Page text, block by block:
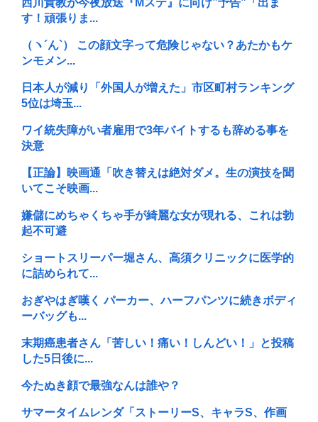
西川貴教が今夜放送『Mステ』に向け”予告”「出ま
す！頑張りま...
（ヽ´ん`） この顔文字って危険じゃない？あたかもケ
ンモメン...
日本人が減り「外国人が増えた」市区町村ランキング
5位は埼玉...
ワイ統失障がい者雇用で3年バイトするも辞める事を
決意
【正論】映画通「吹き替えは絶対ダメ。生の演技を聞
いてこそ映画...
嫌儲にめちゃくちゃ手が綺麗な女が現れる、これは勃
起不可避
ショートスリーパー堀さん、高須クリニックに医学的
に詰められて...
おぎやはぎ嘆く パーカー、ハーフパンツに続きボディ
ーバッグも...
末期癌患者さん「苦しい！痛い！しんどい！」と投稿
した5日後に...
今たぬき顔で最強なんは誰や？
サマータイムレンダ「ストーリーS、キャラS、作画